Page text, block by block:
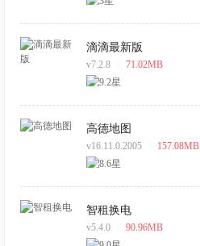
滴滴最新版
v7.2.8 71.02MB
高德地图
v16.11.0.2005 157.08MB
智租换电
v5.4.0 90.96MB